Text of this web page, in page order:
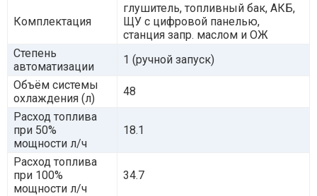
Комплектация
глушитель, топливный бак, АКБ,
ЩУ с цифровой панелью,
станция запр. маслом и ОЖ
Степень
автоматизации
1 (ручной запуск)
Объём системы
охлаждения (л)
48
Расход топлива
при 50%
мощности л/ч
18.1
Расход топлива
при 100%
мощности л/ч
34.7